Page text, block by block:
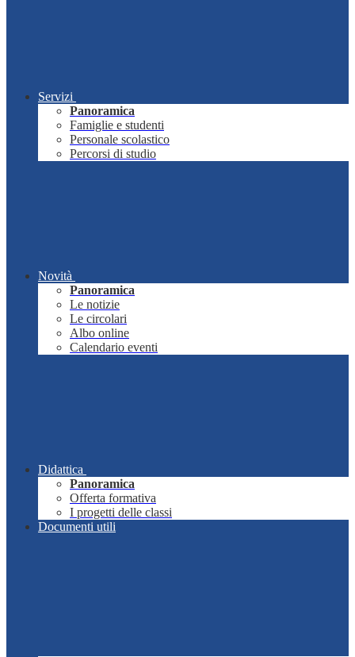
Servizi
Panoramica
Famiglie e studenti
Personale scolastico
Percorsi di studio
Novità
Panoramica
Le notizie
Le circolari
Albo online
Calendario eventi
Didattica
Panoramica
Offerta formativa
I progetti delle classi
Documenti utili